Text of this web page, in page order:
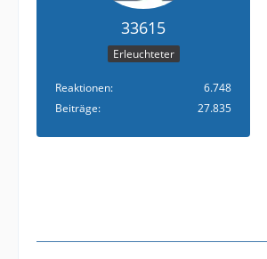
33615
Erleuchteter
Reaktionen
6.748
Beiträge
27.835